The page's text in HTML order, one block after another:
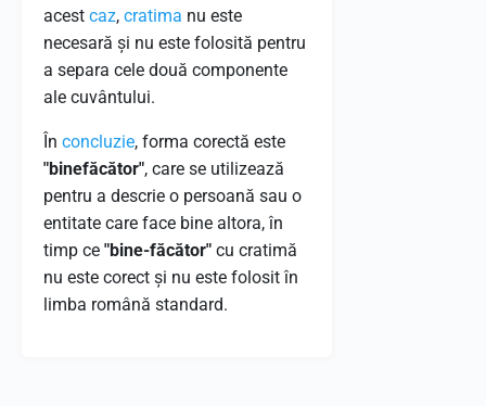
acest caz, cratima nu este
necesară și nu este folosită pentru
a separa cele două componente
ale cuvântului.
În concluzie, forma corectă este
"binefăcător", care se utilizează
pentru a descrie o persoană sau o
entitate care face bine altora, în
timp ce "bine-făcător" cu cratimă
nu este corect și nu este folosit în
limba română standard.